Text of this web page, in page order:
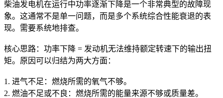
柴油发电机在运行中功率逐渐下降是一个非常典型的故障现
象。这通常不是单一问题，而是多个系统综合性能衰退的表
现。需要系统地排查。
核心思路：功率下降 = 发动机无法维持额定转速下的输出扭
矩。原因可以归结为两大方面：
1. 进气不足：燃烧所需的氧气不够。
2. 燃油不足或不良：燃烧所需的能量来源不够或质量差。